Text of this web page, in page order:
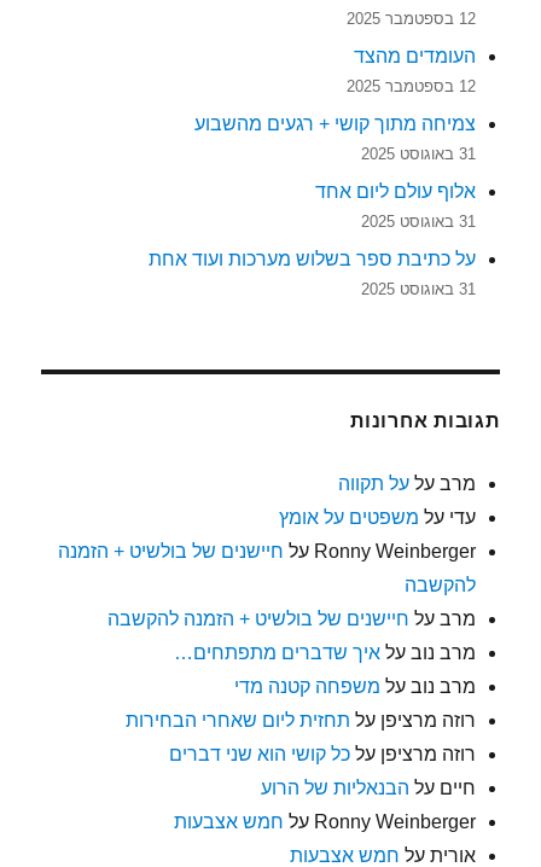
12 בספטמבר 2025
העומדים מהצד
12 בספטמבר 2025
צמיחה מתוך קושי + רגעים מהשבוע
31 באוגוסט 2025
אלוף עולם ליום אחד
31 באוגוסט 2025
על כתיבת ספר בשלוש מערכות ועוד אחת
31 באוגוסט 2025
תגובות אחרונות
מרב עלעל תקווה
עדי על משפטים על אומץ
Ronny Weinberger על חיישנים של בולשיט + הזמנה
להקשבה
מרב על חיישנים של בולשיט + הזמנה להקשבה
מרב נוב עלאיך שדברים מתפתחים…
מרב נוב על משפחה קטנה מדי
רוזה מרציפן על תחזית ליום שאחרי הבחירות
רוזה מרציפן עלכל קושי הוא שני דברים
חיים על הבנאליות של הרוע
Ronny Weinberger על חמש אצבעות
אורית על חמש אצבעות